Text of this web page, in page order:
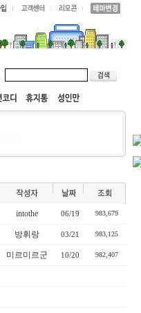
intothe 06/19 983,679
방휘랑 03/21 983,125
미르미르군 10/20 982,407